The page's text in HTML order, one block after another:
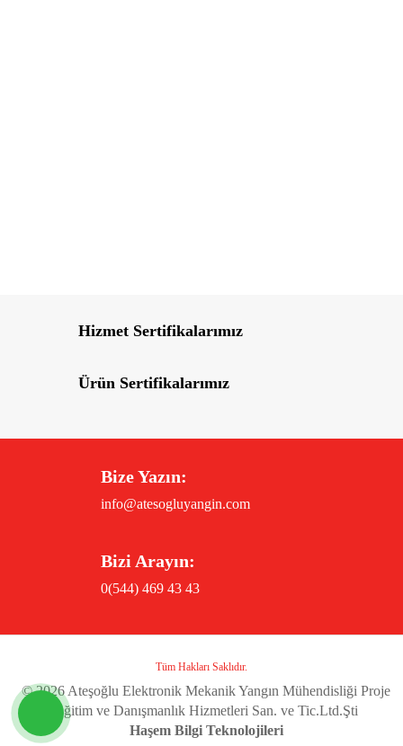
Hizmet Sertifikalarımız
Ürün Sertifikalarımız
Bize Yazın:
info@atesogluyangin.com
Bizi Arayın:
0(544) 469 43 43
Tüm Hakları Saklıdır.
©2026 Ateşoğlu Elektronik Mekanik Yangın Mühendisliği Proje
Eğitim ve Danışmanlık Hizmetleri San. ve Tic.Ltd.Şti
Haşem Bilgi Teknolojileri